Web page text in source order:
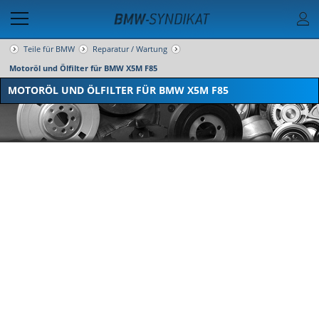
Teile für BMW
Reparatur / Wartung
Motoröl und Ölfilter für BMW X5M F85
MOTORÖL UND ÖLFILTER FÜR BMW X5M F85